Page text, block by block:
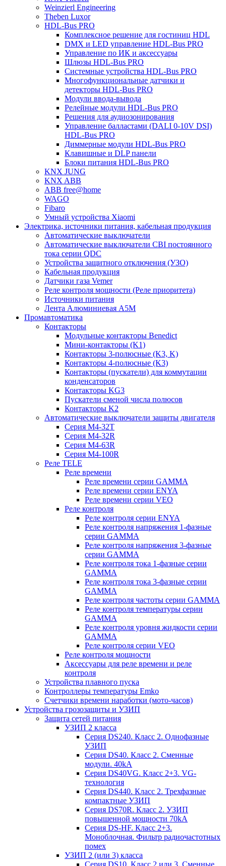
Weinzierl Engineering
Theben Luxor
HDL-Bus PRO
Комплексное решение для гостиниц HDL
DMX и LED управление HDL-Bus PRO
Управление по ИК и аксессуары
Шлюзы HDL-Bus PRO
Системные устройства HDL-Bus PRO
Многофункциональные датчики и
детекторы HDL-Bus PRO
Модули ввода-вывода
Релейные модули HDL-Bus PRO
Решения для аудиозонирования
Управление балластами (DALI 0-10V DSI)
HDL-Bus PRO
Диммерные модули HDL-Bus PRO
Клавишные и DLP панели
Блоки питания HDL-Bus PRO
KNX JUNG
KNX ABB
ABB free@home
WAGO
Fibaro
Умный устройства Xiaomi
Электрика, источники питания, кабельная продукция
Автоматические выключатели
Автоматические выключатели CBI постоянного
тока серии QDC
Устройства защитного отключения (УЗО)
Кабельная продукция
Датчики газа Vemer
Реле контроля мощности (Реле приоритета)
Источники питания
Лента Алюминиевая А5М
Промавтоматика
Контакторы
Модульные контакторы Benedict
Мини-контакторы (K1)
Контакторы 3-полюсные (K3, K)
Контакторы 4-полюсные (K3)
Контакторы (пускатели) для коммутации
конденсаторов
Контакторы KG3
Пускатели сменой числа полюсов
Контакторы K2
Автоматические выключатели защиты двигателя
Серия M4-32T
Серия M4-32R
Серия M4-63R
Серия M4-100R
Реле TELE
Реле времени
Реле времени серии GAMMA
Реле времени серии ENYA
Реле времени серии VEO
Реле контроля
Реле контроля серии ENYA
Реле контроля напряжения 1-фазные
серии GAMMA
Реле контроля напряжения 3-фазные
серии GAMMA
Реле контроля тока 1-фазные серии
GAMMA
Реле контроля тока 3-фазные серии
GAMMA
Реле контроля частоты серии GAMMA
Реле контроля температуры серии
GAMMA
Реле контроля уровня жидкости серии
GAMMA
Реле контроля серии VEO
Реле контроля мощности
Аксессуары для реле времени и реле
контроля
Устройства плавного пуска
Контроллеры температуры Emko
Счетчики времени наработки (мото-часов)
Устройства грозозащиты и УЗИП
Защита сетей питания
УЗИП 2 класса
Серия DS240. Класс 2. Однофазные
УЗИП
Серия DS40. Класс 2. Сменные
модули. 40kA
Серия DS40VG. Класс 2+3. VG-
технология
Серия DS440. Класс 2. Трехфазные
компактные УЗИП
Серия DS70R. Класс 2. УЗИП
повышенной мощности 70kA
Серия DS-HF. Класс 2+3.
Моноблочная. Фильтр радиочастотных
помех
УЗИП 2 (или 3) класса
Серия DS10. Класс 2 или 3. Сменные